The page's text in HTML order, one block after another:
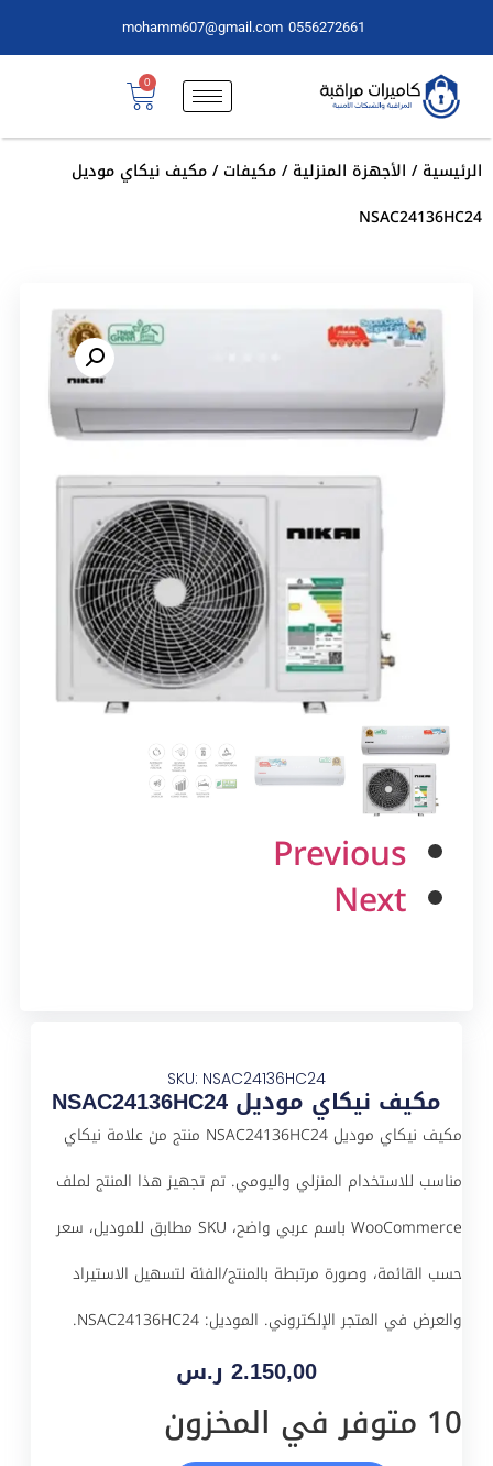
0556272661
mohamm607@gmail.com
0
الرئيسية/ الأجهزة المنزلية/مكيفات/ مكيف نيكاي موديل
NSAC24136HC24
Previous
Next
SKU: NSAC24136HC24
مكيف نيكاي موديل NSAC24136HC24
مكيف نيكاي موديل NSAC24136HC24 منتج من علامة نيكاي
مناسب للاستخدام المنزلي واليومي. تم تجهيز هذا المنتج لملف
WooCommerce باسم عربي واضح، SKU مطابق للموديل، سعر
حسب القائمة، وصورة مرتبطة بالمنتج/الفئة لتسهيل الاستيراد
والعرض في المتجر الإلكتروني. الموديل: NSAC24136HC24.
2.150,00 ر.س
10 متوفر في المخزون